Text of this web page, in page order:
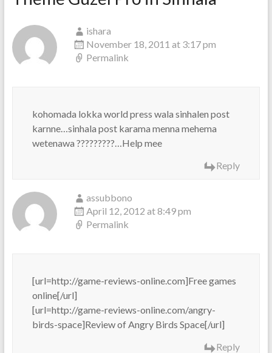
ishara
November 18, 2011 at 3:17 pm
Permalink
kohomada lokka world press wala sinhalen post
karnne…sinhala post karama menna mehema
wetenawa ?????????…Help mee
Reply
assubbono
April 12, 2012 at 8:49 pm
Permalink
[url=http://game-reviews-online.com]Free games
online[/url]
[url=http://game-reviews-online.com/angry-
birds-space]Review of Angry Birds Space[/url]
Reply